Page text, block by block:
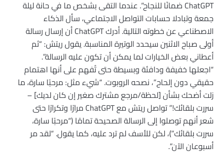
ChatGPT ضمانًا للنجاح”. عندما التقى بشخص ما في حانة ليلة
جمعة وتبادلا حسابات التواصل الاجتماعي، سأل الذكاء
الاصطناعي عن خطوته التالية. أدرك ChatGPT أن إرسال رسالة
أولى صباح الاثنين سيحدد الوتيرة المناسبة. يقول ريتش: “ثم
أعطاني بعض الخيارات لما يمكن أن تكون عليه الرسالة”.
“اجعلها خفيفة ودافئة وبسيطة حتى تُفهم على أنها اهتمام
حقيقي دون إلحاح”، نصحه الروبوت. “شيء مثل: مرحبًا سارة، ما
زلت أضحك بشأن [لحظة/مرجع مشترك صغير إن كان لديك] –
سررت بلقائك!” تواصل ريتش مع ChatGPT مرارًا وتكرارًا حتى
شعر أنهم توصلوا إلى الرسالة الصحيحة تمامًا (“مرحبًا سارة،
سررت بلقائك”)، لكن للأسف لم ترد عليه، كما يقول. “لقد مر
أسبوعان الآن”.